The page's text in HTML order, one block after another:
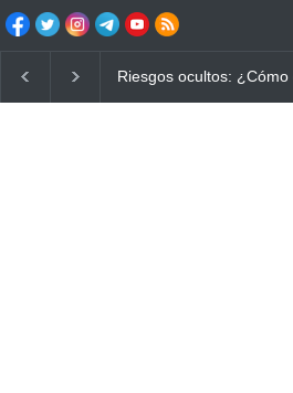
Ayuno Digital: La